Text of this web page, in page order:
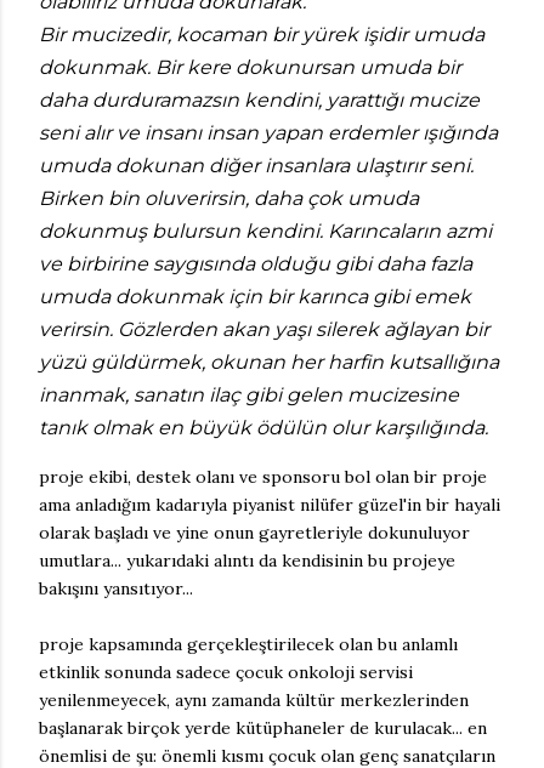
Bir mucizedir, kocaman bir yürek işidir umuda
dokunmak. Bir kere dokunursan umuda bir
daha durduramazsın kendini, yarattığı mucize
seni alır ve insanı insan yapan erdemler ışığında
umuda dokunan diğer insanlara ulaştırır seni.
Birken bin oluverirsin, daha çok umuda
dokunmuş bulursun kendini. Karıncaların azmi
ve birbirine saygısında olduğu gibi daha fazla
umuda dokunmak için bir karınca gibi emek
verirsin. Gözlerden akan yaşı silerek ağlayan bir
yüzü güldürmek, okunan her harfin kutsallığına
inanmak, sanatın ilaç gibi gelen mucizesine
tanık olmak en büyük ödülün olur karşılığında.
proje ekibi, destek olanı ve sponsoru bol olan bir proje
ama anladığım kadarıyla piyanist nilüfer güzel'in bir hayali
olarak başladı ve yine onun gayretleriyle dokunuluyor
umutlara... yukarıdaki alıntı da kendisinin bu projeye
bakışını yansıtıyor...
proje kapsamında gerçekleştirilecek olan bu anlamlı
etkinlik sonunda sadece çocuk onkoloji servisi
yenilenmeyecek, aynı zamanda kültür merkezlerinden
başlanarak birçok yerde kütüphaneler de kurulacak... en
önemlisi de şu: önemli kısmı çocuk olan genç sanatçıların